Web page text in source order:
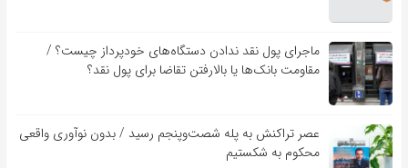
ماجرای پول نقد ندادن دستگاه‌های خودپرداز چیست؟ /
مقاومت بانک‌ها یا بالارفتن تقاضا برای پول نقد؟
عصر تراکنش به پله شصت‌وپنجم رسید / بدون نوآوری واقعی
محکوم به شکستیم